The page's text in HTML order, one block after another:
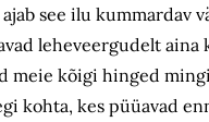
see ilu kummardav
leheveergudelt aina
meie kõigi hinged
kohta, kes püüavad